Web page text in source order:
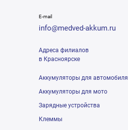
E-mail
info@medved-akkum.ru
Адреса филиалов
в Красноярске
Аккумуляторы для автомобиля
Аккумуляторы для мото
Зарядные устройства
Клеммы